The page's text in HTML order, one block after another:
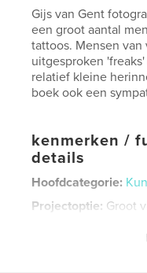
Gijs van Gent
een groot aantal
tattoos. Mensen
uitgesproken
relatief kleine
boek ook een
kenmerken /
details
Hoofdcategorie:
Projectoptie: Groot